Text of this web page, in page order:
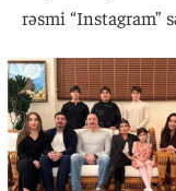
rəsmi “Instagram”